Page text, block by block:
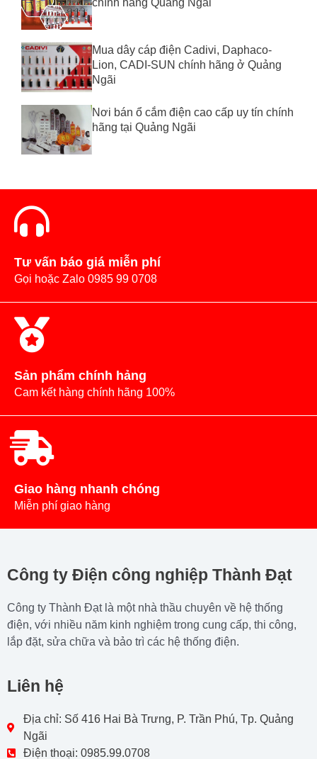
chính hàng Quảng Ngãi
Mua dây cáp điện Cadivi, Daphaco-
Lion, CADI-SUN chính hãng ở Quảng
Ngãi
Nơi bán ổ cắm điện cao cấp uy tín chính
hãng tại Quảng Ngãi
Tư vấn báo giá miễn phí
Gọi hoặc Zalo 0985 99 0708
Sản phẩm chính hảng
Cam kết hàng chính hãng 100%
Giao hàng nhanh chóng
Miễn phí giao hàng
Công ty Điện công nghiệp Thành Đạt
Công ty Thành Đạt là một nhà thầu chuyên về hệ thống
điện, với nhiều năm kinh nghiệm trong cung cấp, thi công,
lắp đặt, sửa chữa và bảo trì các hệ thống điện.
Liên hệ
Địa chỉ: Số 416 Hai Bà Trưng, P. Trần Phú, Tp. Quảng
Ngãi
Điện thoại: 0985.99.0708